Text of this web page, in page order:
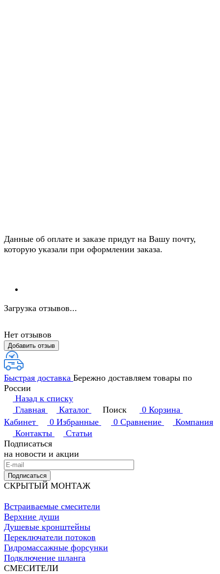
Данные об оплате и заказе придут на Вашу почту,
которую указали при оформлении заказа.
Загрузка отзывов...
Нет отзывов
Добавить отзыв
Быстрая доставка Бережно доставляем товары по
России
Назад к списку
Главная
Каталог Поиск 0 Корзина
Кабинет
0 Избранные 0 Сравнение
Компания
Контакты
Статьи
Подписаться
на новости и акции
Подписаться
СКРЫТЫЙ МОНТАЖ
Встраиваемые смесители
Верхние души
Душевые кронштейны
Переключатели потоков
Гидромассажные форсунки
Подключение шланга
СМЕСИТЕЛИ